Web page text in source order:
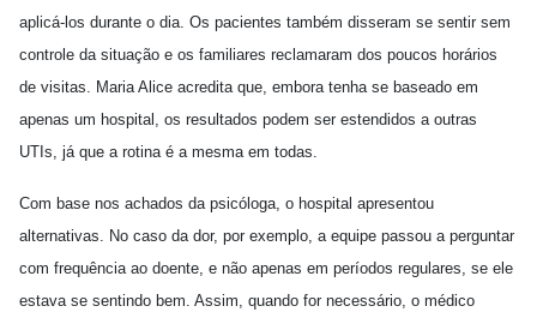
aplicá-los durante o dia. Os pacientes também disseram se sentir sem
controle da situação e os familiares reclamaram dos poucos horários
de visitas. Maria Alice acredita que, embora tenha se baseado em
apenas um hospital, os resultados podem ser estendidos a outras
UTIs, já que a rotina é a mesma em todas.
Com base nos achados da psicóloga, o hospital apresentou
alternativas. No caso da dor, por exemplo, a equipe passou a perguntar
com frequência ao doente, e não apenas em períodos regulares, se ele
estava se sentindo bem. Assim, quando for necessário, o médico